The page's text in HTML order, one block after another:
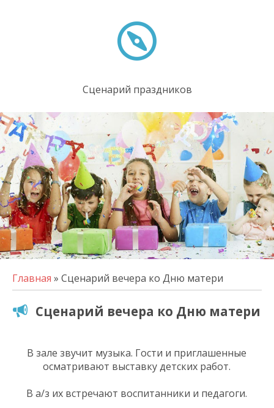
Сценарий праздников
Главная » Сценарий вечера ко Дню матери
Сценарий вечера ко Дню матери
В зале звучит музыка. Гости и приглашенные
осматривают выставку детских работ.
В а/з их встречают воспитанники и педагоги.